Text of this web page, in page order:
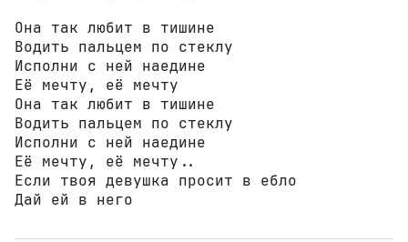
Она так любит в тишине
Водить пальцем по стеклу
Исполни с ней наедине
Её мечту, её мечту
Она так любит в тишине
Водить пальцем по стеклу
Исполни с ней наедине
Её мечту, её мечту..
Если твоя девушка просит в ебло
Дай ей в него